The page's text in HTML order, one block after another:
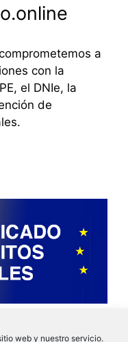
web y nuestro servicio.
a
con la
el DNIe, la
de